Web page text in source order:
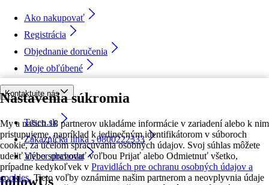
Nastavenia súkromia
My a našich 18 partnerov ukladáme informácie v zariadení alebo k nim
pristupujeme, napríklad k jedinečným identifikátorom v súboroch
cookie, za účelom spracúvania osobných údajov. Svoj súhlas môžete
udeliť alebo spravovať voľbou Prijať alebo Odmietnuť všetko,
prípadne kedykoľvek v Pravidlách pre ochranu osobných údajov a
cookies. Tieto voľby oznámime našim partnerom a neovplyvnia údaje
Ako nakupovať
Registrácia
Objednanie doručenia
Moje obľúbené
Kontaktujte nás
Tesco.sk
Zákaznícka linka - 0800222333
Výber obchodu
followUs